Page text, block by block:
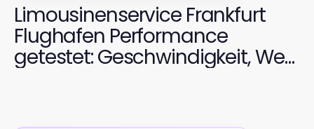
Limousinenservice Frankfurt
Flughafen Performance
getestet: Geschwindigkeit, Wert